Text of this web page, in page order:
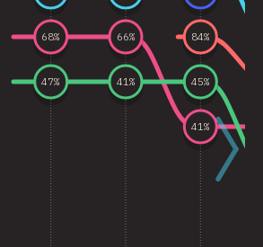
68% 66%
41%
84%
47% 41% 45%